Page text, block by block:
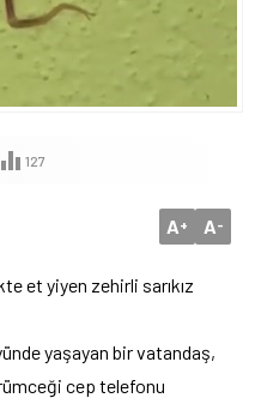
127
A+ A-
et yiyen zehirli sarıkız
yaşayan bir vatandaş,
cep telefonu